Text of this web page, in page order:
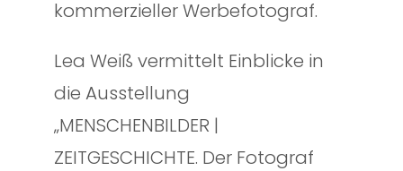
kommerzieller Werbefotograf.
Lea Weiß vermittelt Einblicke in
die Ausstellung
„MENSCHENBILDER |
ZEITGESCHICHTE. Der Fotograf